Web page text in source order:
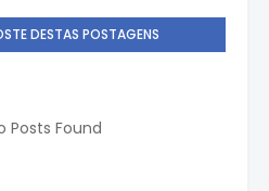
DESTAS POSTAGENS
Posts Found